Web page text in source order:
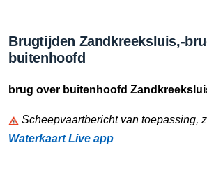
Brugtijden Zandkreeksluis,-
buitenhoofd
brug over buitenhoofd
Scheepvaartbericht van toepassing,
Waterkaart Live app